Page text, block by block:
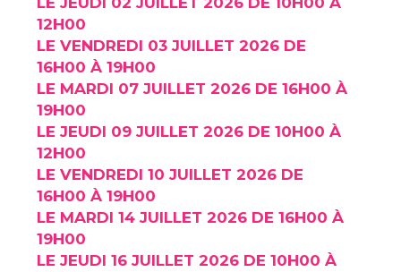
12H00
LE VENDREDI 03 JUILLET 2026 DE
16H00 À 19H00
LE MARDI 07 JUILLET 2026 DE 16H00 À
19H00
LE JEUDI 09 JUILLET 2026 DE 10H00 À
12H00
LE VENDREDI 10 JUILLET 2026 DE
16H00 À 19H00
LE MARDI 14 JUILLET 2026 DE 16H00 À
19H00
LE JEUDI 16 JUILLET 2026 DE 10H00 À